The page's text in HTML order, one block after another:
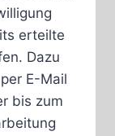
erteilte
Dazu
E-Mail
bis zum